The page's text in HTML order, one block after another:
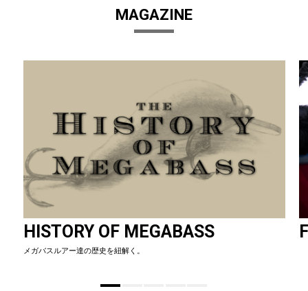
MAGAZINE
HISTORY OF MEGABASS
メガバスルアー達の歴史を紐解く。